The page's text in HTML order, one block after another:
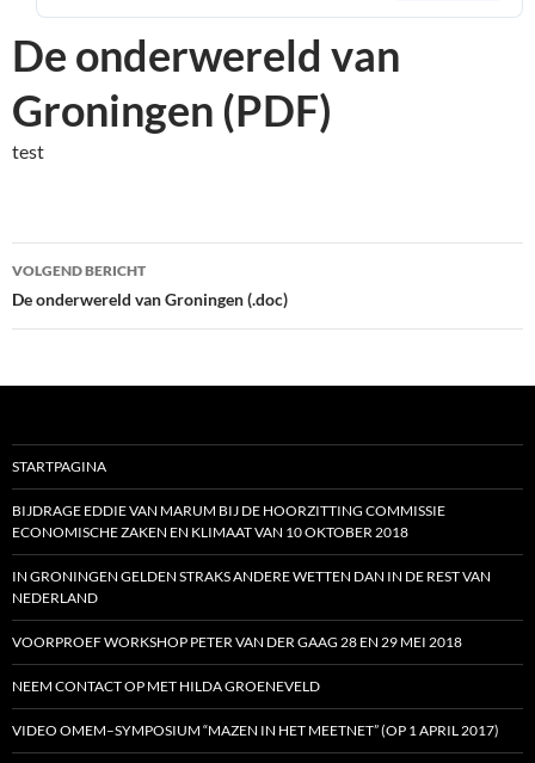
De onderwereld van
Groningen (PDF)
test
Bericht
navigatie
VOLGEND BERICHT
De onderwereld van Groningen (.doc)
STARTPAGINA
BIJDRAGE EDDIE VAN MARUM BIJ DE HOORZITTING COMMISSIE
ECONOMISCHE ZAKEN EN KLIMAAT VAN 10 OKTOBER 2018
IN GRONINGEN GELDEN STRAKS ANDERE WETTEN DAN IN DE REST VAN
NEDERLAND
VOORPROEF WORKSHOP PETER VAN DER GAAG 28 EN 29 MEI 2018
NEEM CONTACT OP MET HILDA GROENEVELD
VIDEO OMEM–SYMPOSIUM “MAZEN IN HET MEETNET” (OP 1 APRIL 2017)